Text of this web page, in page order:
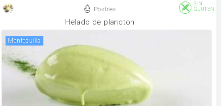
Postres
SIN
GLUTEN
Helado de plancton
mantequilla